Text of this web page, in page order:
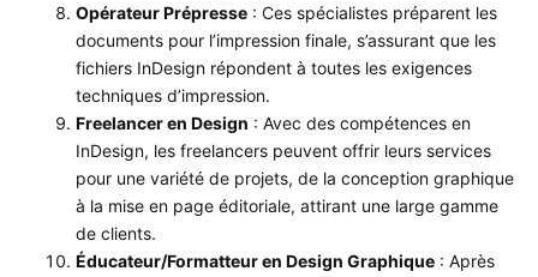
Opérateur Prépresse : Ces spécialistes préparent les
documents pour l’impression finale, s’assurant que les
fichiers InDesign répondent à toutes les exigences
techniques d’impression.
Freelancer en Design : Avec des compétences en
InDesign, les freelancers peuvent offrir leurs services
pour une variété de projets, de la conception graphique
à la mise en page éditoriale, attirant une large gamme
de clients.
Éducateur/Formatteur en Design Graphique : Après